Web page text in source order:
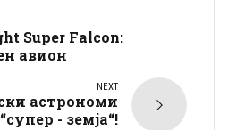
Super Falcon:
авион
NEXT
астрономи
- земја“!